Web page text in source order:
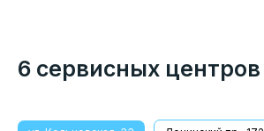
6 сервисных центров